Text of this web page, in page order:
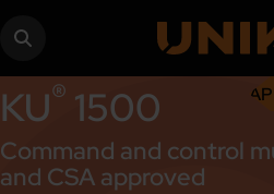
KU® 1500
Command and control
and CSA approved